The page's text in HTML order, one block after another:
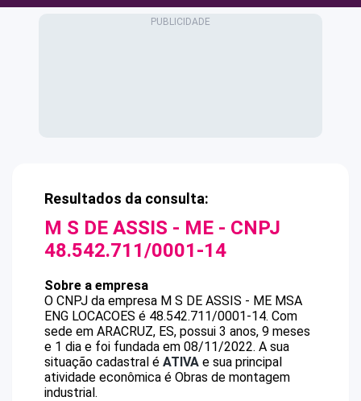
Resultados da consulta:
M S DE ASSIS - ME - CNPJ
48.542.711/0001-14
Sobre a empresa
O CNPJ da empresa M S DE ASSIS - ME MSA
ENG LOCACOES é 48.542.711/0001-14. Com
sede em ARACRUZ, ES, possui 3 anos, 9 meses
e 1 dia e foi fundada em 08/11/2022. A sua
situação cadastral é ATIVA e sua principal
atividade econômica é Obras de montagem
industrial.